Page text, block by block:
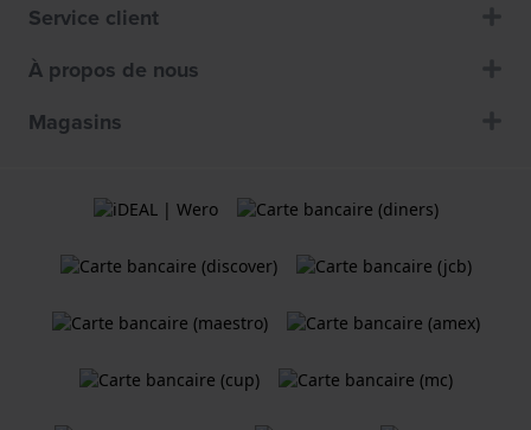
Service client
À propos de nous
Magasins